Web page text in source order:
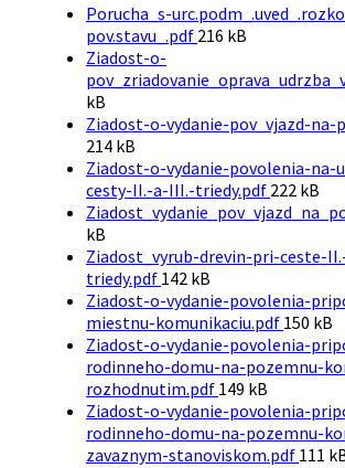
PrílohyPorucha_s-
pov.stavu_.pdf Veľkosť
216 kB
Ziadost-o-
kB
Ziadost-o-vydanie-pov_vjazd-na-
214 kB
Ziadost-o-vydanie-povolenia-na-
cesty-II.-a-III.-triedy.pdf Veľkosť
súboru:
222 kB
kB
Ziadost_vyrub-drevin-pri-ceste-
triedy.pdf Veľkosť
súboru:
142 kB
Ziadost-o-vydanie-povolenia-
miestnu-komunikaciu.pdf Veľkosť
súboru:
150 kB
Ziadost-o-vydanie-povolenia-
rodinneho-domu-na-pozemnu-
rozhodnutim.pdf Veľkosť
súboru:
149 kB
Ziadost-o-vydanie-povolenia-
rodinneho-domu-na-pozemnu-
zavaznym-stanoviskom.pdf 111